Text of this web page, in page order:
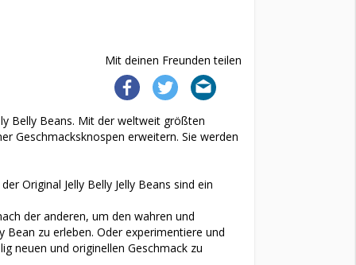
Mit deinen Freunden teilen
Belly Beans. Mit der weltweit größten
Geschmacksknospen erweitern. Sie werden
Original Jelly Belly Jelly Beans sind ein
der anderen, um den wahren und
Bean zu erleben. Oder experimentiere und
neuen und originellen Geschmack zu